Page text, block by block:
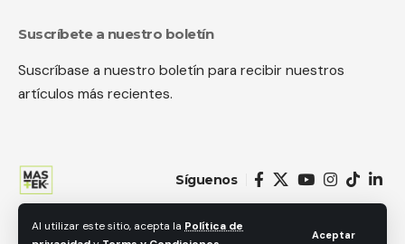
Al utilizar este sitio, acepta la Política de
Aceptar
Suscríbete a nuestro boletín
Suscríbase a nuestro boletín para recibir nuestros
artículos más recientes.
Síguenos
© 2018 MastekHw Service International. LLc. Todos los derechos